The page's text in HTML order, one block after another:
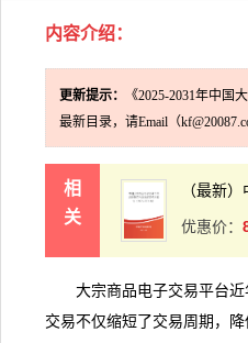
内容介绍：
更新提示：
《2025-2031年中
最新目录，请Email（
相
关
（最新）
优惠价：
大宗商品电子交易平台
交易不仅缩短了交易周期，